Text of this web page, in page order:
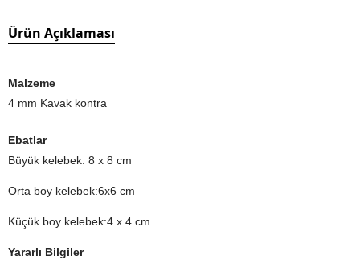
Ürün Açıklaması
Malzeme
4 mm Kavak kontra
Ebatlar
Büyük kelebek: 8 x 8 cm
Orta boy kelebek:6x6 cm
Küçük boy kelebek:4 x 4 cm
Yararlı Bilgiler